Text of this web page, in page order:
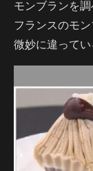
モンブランを
フランスのモ
微妙に違ってい